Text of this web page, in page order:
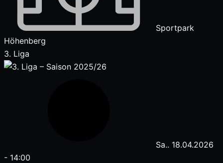
Sportpark
Höhenberg
3. Liga
Sa.. 18.04.2026
- 14:00